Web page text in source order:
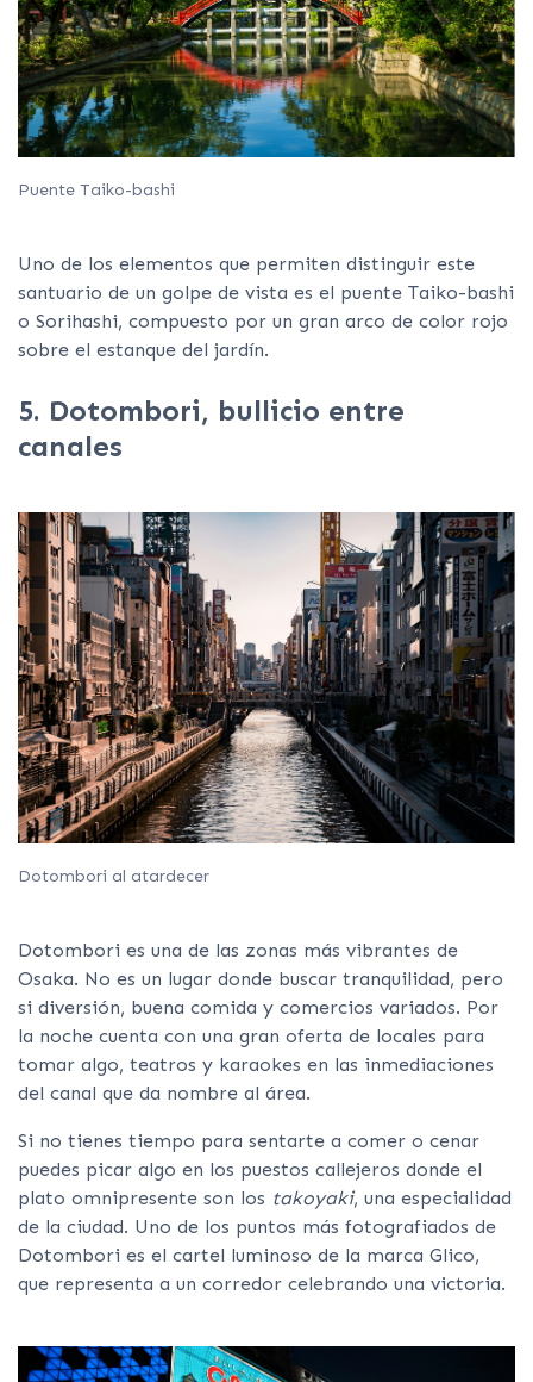
Puente Taiko-bashi
Uno de los elementos que permiten distinguir este
santuario de un golpe de vista es el puente Taiko-bashi
o Sorihashi, compuesto por un gran arco de color rojo
sobre el estanque del jardín.
5. Dotombori, bullicio entre
canales
Dotombori al atardecer
Dotombori es una de las zonas más vibrantes de
Osaka. No es un lugar donde buscar tranquilidad, pero
si diversión, buena comida y comercios variados. Por
la noche cuenta con una gran oferta de locales para
tomar algo, teatros y karaokes en las inmediaciones
del canal que da nombre al área.
Si no tienes tiempo para sentarte a comer o cenar
puedes picar algo en los puestos callejeros donde el
plato omnipresente son los takoyaki, una especialidad
de la ciudad. Uno de los puntos más fotografiados de
Dotombori es el cartel luminoso de la marca Glico,
que representa a un corredor celebrando una victoria.